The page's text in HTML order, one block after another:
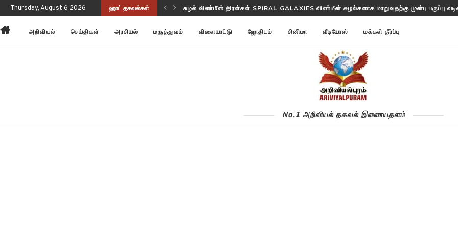
Thursday, August 6 2026 ஹாட் தகவல்கள்
செயல்திறனையும் மேம்படுத்துகிறது! சுழல் விண்மீன் திரள்கள் SPIRAL GALAXIES விண்மீன் சுழல்களாக மாறுவதற்கு முன்பு பருப்பு
அறிவியல் செய்திகள் அரசியல் மருத்துவம் விளையாட்டு ஜோதிடம் சினிமா வீடியோஸ் மக்கள் தீர்ப்பு
No.1 அறிவியல் தகவல் இணையதளம்